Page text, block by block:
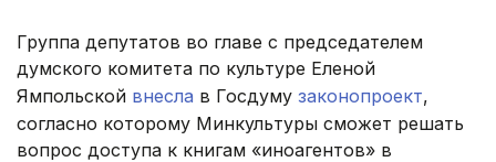
Группа депутатов во главе с председателем
думского комитета по культуре Еленой
Ямпольской внесла в Госдуму законопроект,
согласно которому Минкультуры сможет решать
вопрос доступа к книгам «иноагентов» в